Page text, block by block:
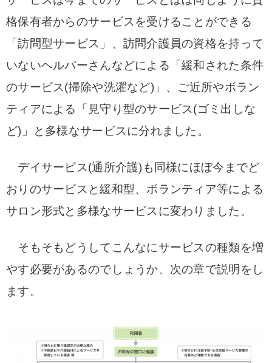
格保有者からのサービスを受けることができる
「訪問型サービス」、訪問介護員の資格を持って
いないヘルパーさんなどによる「緩和された条件
のサービス(掃除や洗濯など)」、ご近所やボラン
ティアによる「見守り型のサービス(ゴミ出しな
ど)」と多様なサービスに分れました。
デイサービス(通所介護)も同様にほぼ今までど
おりのサービスと緩和型、ボランティア等による
サロン形式と多様なサービスに変わりました。
そもそもどうしてこんなにサービスの種類を増
やす必要があるのでしょうか、次の章で説明をし
ます。